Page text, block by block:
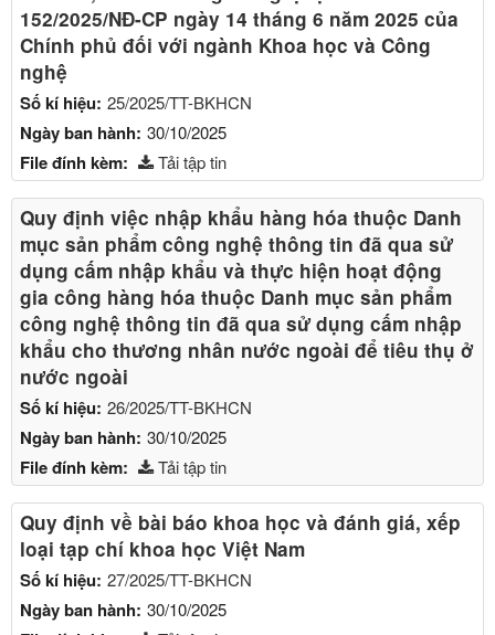
152/2025/NĐ-CP ngày 14 tháng 6 năm 2025 của
Chính phủ đối với ngành Khoa học và Công
nghệ
Số kí hiệu: 25/2025/TT-BKHCN
Ngày ban hành: 30/10/2025
File đính kèm: Tải tập tin
Quy định việc nhập khẩu hàng hóa thuộc Danh
mục sản phẩm công nghệ thông tin đã qua sử
dụng cấm nhập khẩu và thực hiện hoạt động
gia công hàng hóa thuộc Danh mục sản phẩm
công nghệ thông tin đã qua sử dụng cấm nhập
khẩu cho thương nhân nước ngoài để tiêu thụ ở
nước ngoài
Số kí hiệu: 26/2025/TT-BKHCN
Ngày ban hành: 30/10/2025
File đính kèm: Tải tập tin
Quy định về bài báo khoa học và đánh giá, xếp
loại tạp chí khoa học Việt Nam
Số kí hiệu: 27/2025/TT-BKHCN
Ngày ban hành: 30/10/2025